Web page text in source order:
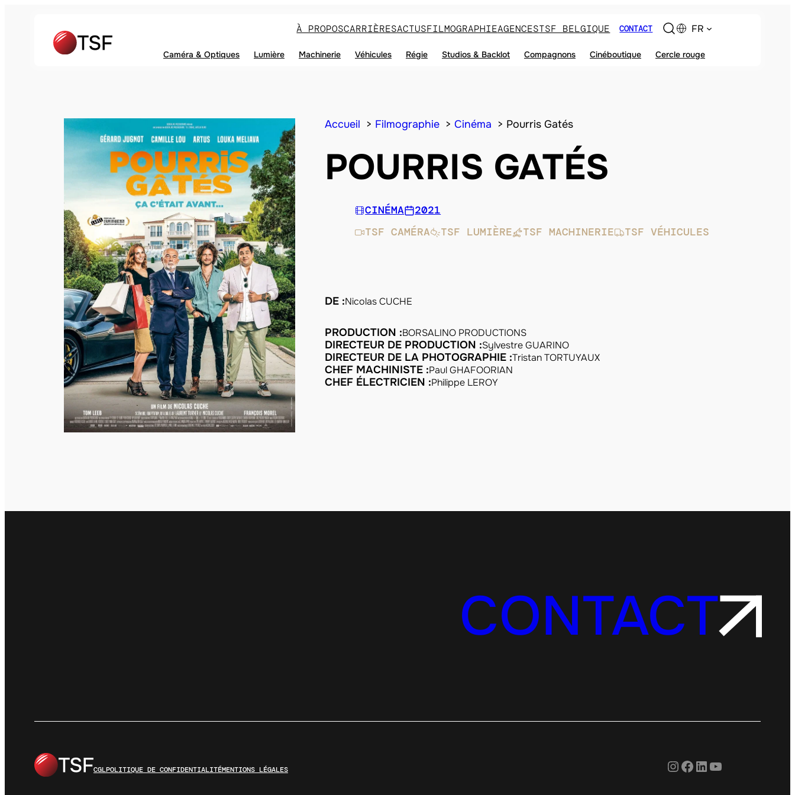
À PROPOSCARRIÈRESACTUSFILMOGRAPHIEAGENCESTSF BELGIQUE CONTACT FR
Caméra & Optiques Lumière Machinerie Véhicules Régie Studios & Backlot Compagnons Cinéboutique Cercle rouge
Accueil Filmographie Cinéma Pourris Gatés
POURRIS GATÉS
CINÉMA
2021
TSF CAMÉRA
TSF LUMIÈRE TSF MACHINERIE TSF VÉHICULES
DE :Nicolas CUCHE
PRODUCTION :BORSALINO PRODUCTIONS
DIRECTEUR DE PRODUCTION :Sylvestre GUARINO
DIRECTEUR DE LA PHOTOGRAPHIE :Tristan TORTUYAUX
CHEF MACHINISTE :Paul GHAFOORIAN
CHEF ÉLECTRICIEN :Philippe LEROY
CONTACT
CGLPOLITIQUE DE CONFIDENTIALITÉMENTIONS LÉGALES Instagram
Facebook
LinkedIn
YouTube